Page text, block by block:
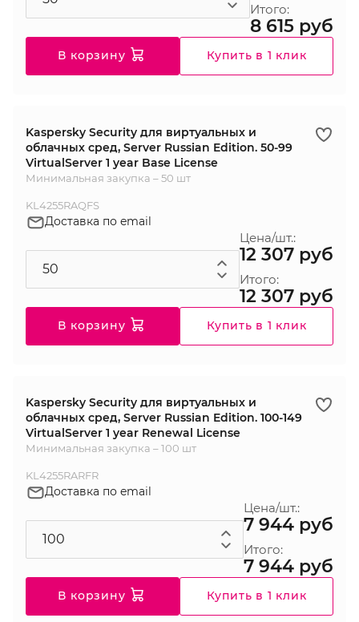
Итого:
8 615 руб
В корзину Купить в 1 клик
Kaspersky Security для виртуальных и
облачных сред, Server Russian Edition. 50-99
VirtualServer 1 year Base License
Минимальная закупка – 50 шт
KL4255RAQFS
Доставка по email
Цена/шт.:
12 307 руб
Итого:
12 307 руб
В корзину Купить в 1 клик
Kaspersky Security для виртуальных и
облачных сред, Server Russian Edition. 100-149
VirtualServer 1 year Renewal License
Минимальная закупка – 100 шт
KL4255RARFR
Доставка по email
Цена/шт.:
7 944 руб
Итого:
7 944 руб
В корзину Купить в 1 клик